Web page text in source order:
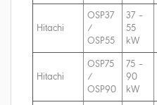
Hitachi
OSP37
/
OSP55
37 –
55
kW
Hitachi
OSP75
/
OSP90
75 –
90
kW